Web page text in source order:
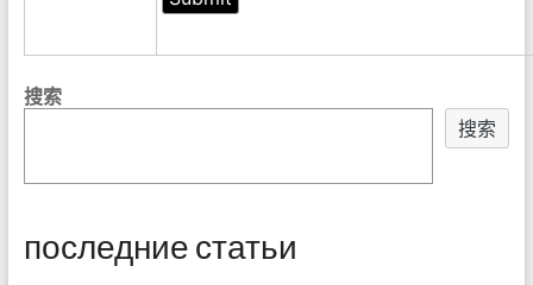
搜索
搜索
последние статьи